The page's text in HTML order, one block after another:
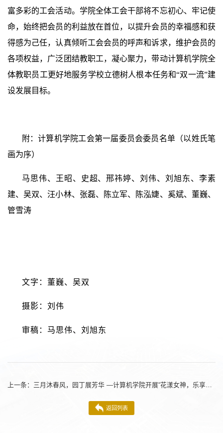
富多彩的工会活动。学院全体工会干部将不忘初心、牢记使
命，始终把会员的利益放在首位，以提升会员的幸福感和获
得感为己任，认真倾听工会会员的呼声和诉求，维护会员的
各项权益，广泛团结教职工，凝心聚力，带动计算机学院全
体教职员工更好地服务学校立德树人根本任务和“双一流”建
设发展目标。
附：计算机学院工会第一届委员会委员名单（以姓氏笔
画为序）
马思伟、王昭、史超、邢祎婷、刘伟、刘旭东、李素
建、吴双、汪小林、张磊、陈立军、陈泓婕、奚斌、董巍、
管雪涛
文字：董巍、吴双
摄影：刘伟
审稿：马思伟、刘旭东
上一条： 三月沐春风，园丁展芳华 —计算机学院开展“花漾女神，乐享芳华”妇女节主题活动
返回列表